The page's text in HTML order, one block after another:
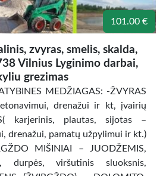
101.00 €
zvyras, smelis, skalda,
Vilnius Lyginimo darbai,
grezimas
MEDŽIAGAS: -ŽVYRAS
drenažui ir kt, įvairių
karjerinis, plautas, sijotas –
drenažui, pamatų užpylimui ir kt.)
MIŠINIAI – JUODŽEMIS,
durpės, viršutinis sluoksnis,